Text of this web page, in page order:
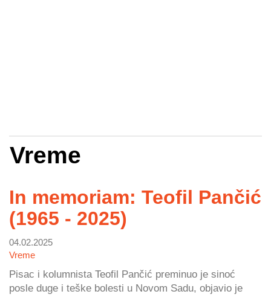
Vreme
In memoriam: Teofil Pančić
(1965 - 2025)
04.02.2025
Vreme
Pisac i kolumnista Teofil Pančić preminuo je sinoć
posle duge i teške bolesti u Novom Sadu, objavio je